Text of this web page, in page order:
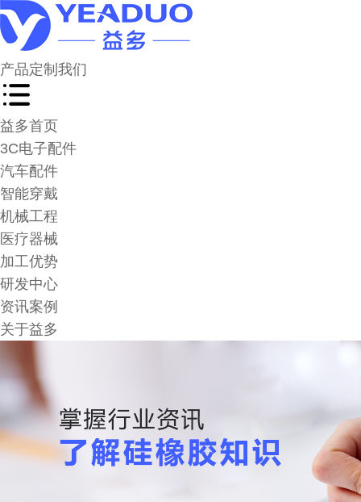
产品定制 我们
益多首页
3C电子配件
汽车配件
智能穿戴
机械工程
医疗器械
加工优势
研发中心
资讯案例
关于益多